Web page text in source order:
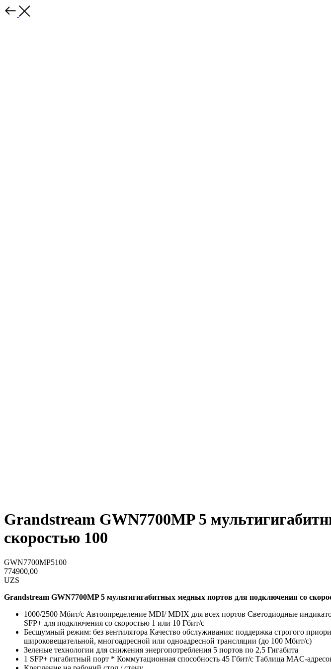
Grandstream GWN7700MP 5
скоростью 100
GWN7700MP5100
774900,00
UZS
Grandstream GWN7700MP 5 мультигигабитных медных портов для подключения со
1000/2500 Мбит/с Автоопределение MDI/ MDIX для всех портов Светодиодные
SFP+ для подключения со скоростью 1 или 10 Гбит/с
Бесшумный режим: без вентилятора Качество обслуживания: поддержка строгого
широковещательной, многоадресной или одноадресной трансляции (до 100 Мбит/с)
Зеленые технологии для снижения энергопотребления 5 портов по 2,5 Гигабита
1 SFP+ гигабитный порт * Коммутационная способность 45 Гбит/с Таблица